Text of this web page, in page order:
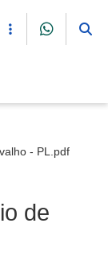
- PL.pdf
de